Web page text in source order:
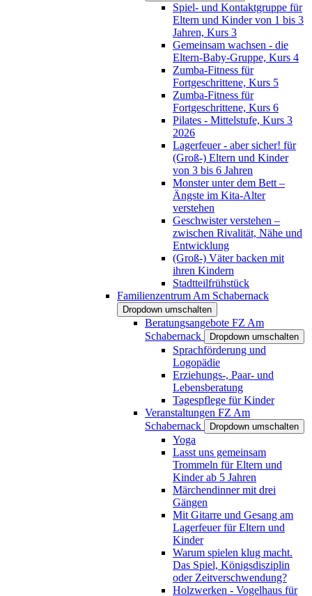
Spiel- und Kontaktgruppe für
Eltern und Kinder von 1 bis 3
Jahren, Kurs 3
Gemeinsam wachsen - die
Eltern-Baby-Gruppe, Kurs 4
Zumba-Fitness für
Fortgeschrittene, Kurs 5
Zumba-Fitness für
Fortgeschrittene, Kurs 6
Pilates - Mittelstufe, Kurs 3
2026
Lagerfeuer - aber sicher! für
(Groß-) Eltern und Kinder
von 3 bis 6 Jahren
Monster unter dem Bett –
Ängste im Kita-Alter
verstehen
Geschwister verstehen –
zwischen Rivalität, Nähe und
Entwicklung
(Groß-) Väter backen mit
ihren Kindern
Stadtteilfrühstück
Familienzentrum Am Schabernack
Dropdown umschalten
Beratungsangebote FZ Am
Schabernack
Dropdown umschalten
Sprachförderung und
Logopädie
Erziehungs-, Paar- und
Lebensberatung
Tagespflege für Kinder
Veranstaltungen FZ Am
Schabernack
Dropdown umschalten
Yoga
Lasst uns gemeinsam
Trommeln für Eltern und
Kinder ab 5 Jahren
Märchendinner mit drei
Gängen
Mit Gitarre und Gesang am
Lagerfeuer für Eltern und
Kinder
Warum spielen klug macht.
Das Spiel, Königsdisziplin
oder Zeitverschwendung?
Holzwerken - Vogelhaus für